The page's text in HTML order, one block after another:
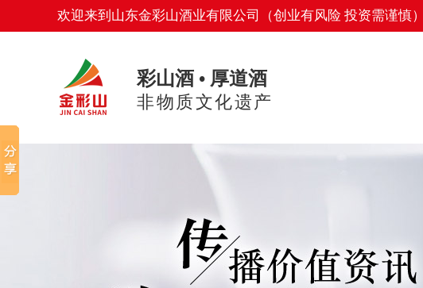
欢迎来到山东金彩山酒业有限公司（创业有风险 投资需谨慎）
彩山酒 • 厚道酒
非物质文化遗产